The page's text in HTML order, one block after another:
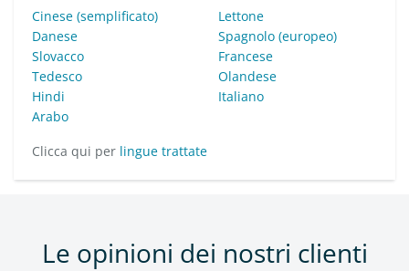
Cinese (semplificato)
Lettone
Danese
Spagnolo (europeo)
Slovacco
Francese
Tedesco
Olandese
Hindi
Italiano
Arabo
Clicca qui per lingue trattate
Le opinioni dei nostri clienti